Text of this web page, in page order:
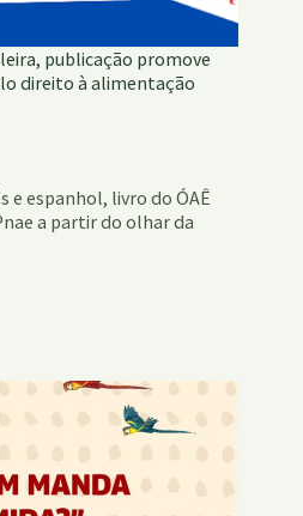
publicação promove
direito à alimentação
e espanhol, livro do ÓAÊ
a partir do olhar da